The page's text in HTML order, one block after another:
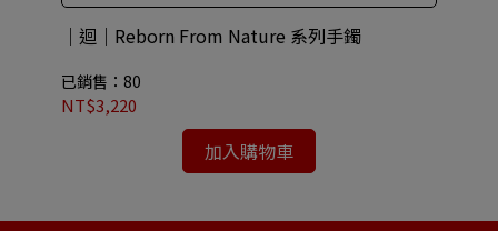
｜迴｜Reborn From Nature 系列手鐲
已銷售：80
NT$3,220
加入購物車